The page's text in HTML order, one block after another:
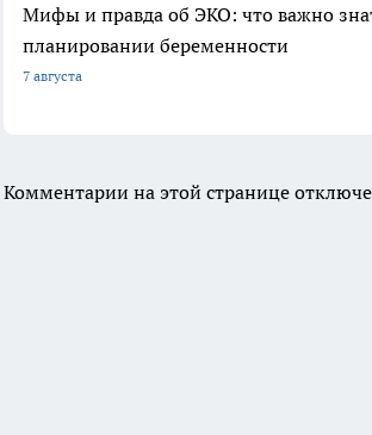
Мифы и правда об ЭКО: что важно
планировании беременности
7 августа
Комментарии на этой странице